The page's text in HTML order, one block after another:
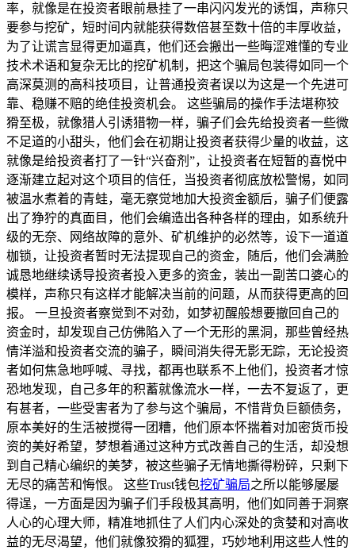
率，就像是在投资者眼前悬挂了一串闪闪发光的诱饵，声称只
要参与挖矿，短时间内就能获得数倍甚至数十倍的丰厚收益，
为了让谎言显得更加逼真，他们还会搬出一些晦涩难懂的专业
技术术语和复杂无比的挖矿机制，把这个骗局包装得如同一个
高深莫测的高科技项目，让普通投资者误以为这是一个先进可
靠、稳赚不赔的绝佳投资机会。 这些骗局的操作手法堪称狡
猾至极，就像猎人引诱猎物一样，骗子们会先给投资者一些微
不足道的小甜头，他们会在初期让投资者获得少量的收益，这
就像是给投资者打了一针“兴奋剂”，让投资者在短暂的喜悦中
逐渐建立起对这个项目的信任，当投资者彻底放松警惕，如同
被温水煮着的青蛙，毫无察觉地加大投资金额后，骗子们便露
出了狰狞的真面目，他们会编造出各种各样的理由，如系统升
级的无奈、网络故障的意外、矿机维护的必然等，设下一道道
枷锁，让投资者暂时无法提现自己的资金，随后，他们会满脸
诚恳地继续诱导投资者投入更多的资金，装出一副苦口婆心的
模样，声称只有这样才能解决当前的问题，从而获得更高的回
报。 一旦投资者察觉到不对劲，如梦初醒般想要撤回自己的
资金时，却发现自己仿佛陷入了一个无形的黑洞，那些曾经热
情洋溢和投资者交流的骗子，瞬间消失得无影无踪，无论投资
者如何焦急地呼喊、寻找，都再也联系不上他们，投资者才惊
恐地发现，自己多年的积蓄就像流水一样，一去不复返了，更
有甚者，一些受害者为了参与这个骗局，不惜背负巨额债务，
原本美好的生活被搅得一团糟，他们原本怀揣着对加密货币投
资的美好希望，梦想着通过这种方式改善自己的生活，却没想
到自己精心编织的美梦，被这些骗子无情地撕得粉碎，只剩下
无尽的痛苦和悔恨。 这些Trust钱包挖矿骗局之所以能够屡屡
得逞，一方面是因为骗子们手段极其高明，他们如同善于洞察
人心的心理大师，精准地抓住了人们内心深处的贪婪和对高收
益的无尽渴望，他们就像狡猾的狐狸，巧妙地利用这些人性的